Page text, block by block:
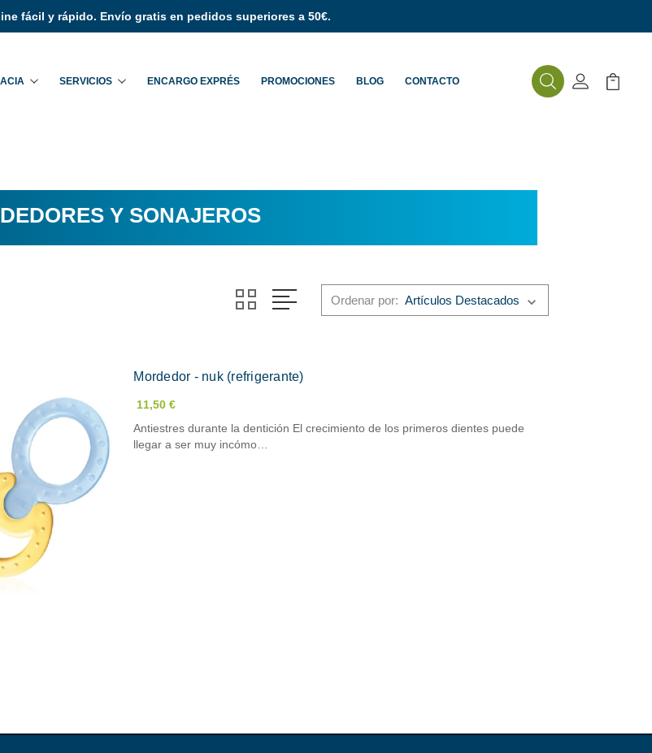
fácil y rápido. Envío gratis en pedidos superiores a 50€.
SERVICIOS ENCARGO EXPRÉS PROMOCIONES BLOG CONTACTO BuscarMi Cuenta
Mi
Y SONAJEROS
Ordenar por:
Mordedor - nuk (refrigerante)
11,50 €
Antiestres durante la dentición El crecimiento de los primeros dientes puede
llegar a ser muy incómo…